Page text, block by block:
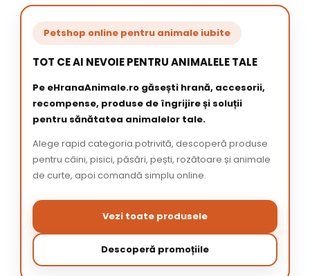
Petshop online pentru animale iubite
TOT CE AI NEVOIE PENTRU ANIMALELE TALE
Pe eHranaAnimale.ro găsești hrană, accesorii,
recompense, produse de îngrijire și soluții
pentru sănătatea animalelor tale.
Alege rapid categoria potrivită, descoperă produse
pentru câini, pisici, păsări, pești, rozătoare și animale
de curte, apoi comandă simplu online.
Vezi toate produsele
Descoperă promoțiile